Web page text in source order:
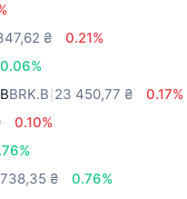
₴
0.21%
0.06%
BRK.B 23 450,77 ₴
0.17%
0.10%
₴
0.76%